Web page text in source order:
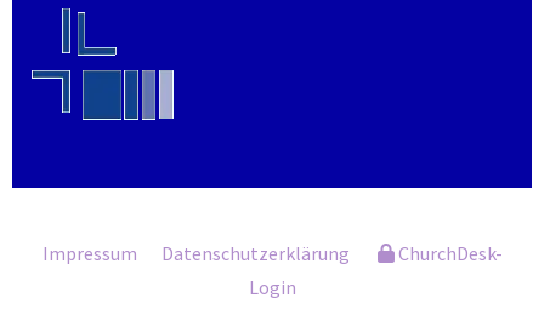
Impressum Datenschutzerklärung
ChurchDesk-
Login